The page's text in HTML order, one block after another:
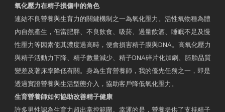
氧化壓力在精子損傷中的角色
連結不良營養與生育力的關鍵機制之一為氧化壓力。活性氧物種為體
內自然產生，但當肥胖、不良飲食、吸菸、過量飲酒、睡眠不足及慢
性壓力等因素使其濃度過高時，便會損害精子膜與DNA。高氧化壓力
與精子活動力下降、精子數量減少、精子DNA碎片化加劇、胚胎品質
變差及著床率降低有關。身為生育營養師，我的優先任務之一，即是
透過實證營養與生活型態介入，協助客戶降低氧化壓力。
生育營養師如何協助改善精子健康
許多男性認為生育力超出掌控範圍。幸運的是，營養提供了支持精子